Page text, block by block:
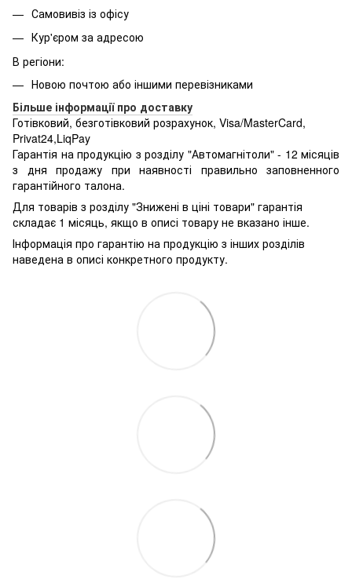
Самовивіз із офісу
Кур'єром за адресою
В регіони:
Новою почтою або іншими перевізниками
Більше інформації про доставку
Готівковий, безготівковий розрахунок, Visa/MasterCard,
Privat24,LiqPay
Гарантія на продукцію з розділу "Автомагнітоли" - 12 місяців
з дня продажу при наявності правильно заповненного
гарантійного талона.
Для товарів з розділу "Знижені в ціні товари" гарантія
складає 1 місяць, якщо в описі товару не вказано інше.
Інформація про гарантію на продукцію з інших розділів
наведена в описі конкретного продукту.